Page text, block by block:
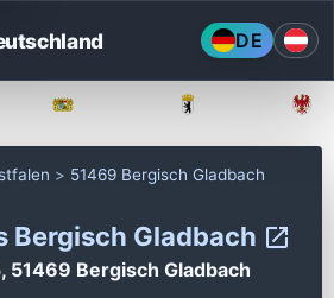
DE
51469 Bergisch Gladbach
Bergisch Gladbach
51469 Bergisch Gladbach